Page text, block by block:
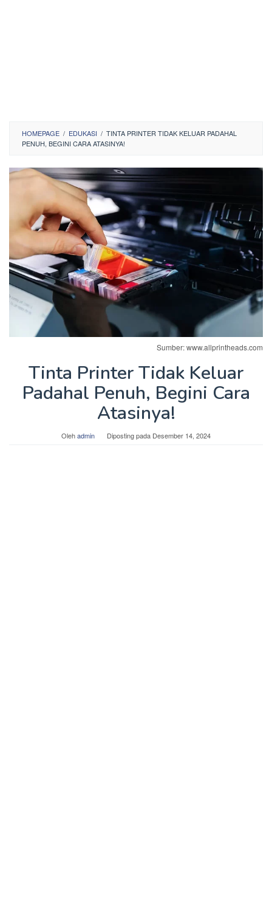
HOMEPAGE / EDUKASI / TINTA PRINTER TIDAK KELUAR PADAHAL
PENUH, BEGINI CARA ATASINYA!
Sumber: www.allprintheads.com
Tinta Printer Tidak Keluar
Padahal Penuh, Begini Cara
Atasinya!
Olehadmin Diposting pada Desember 14, 2024